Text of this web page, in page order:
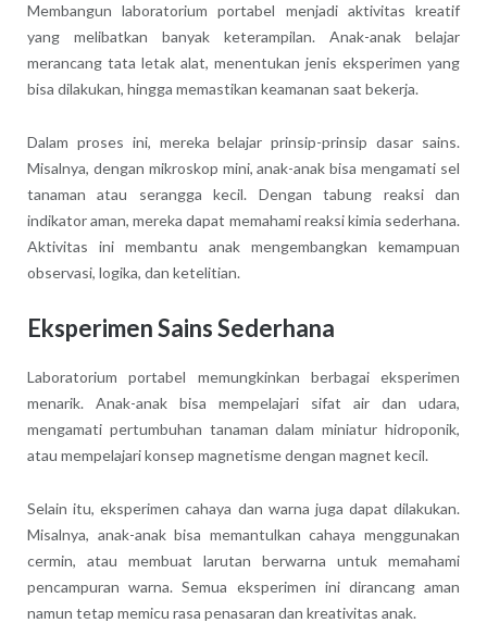
Membangun laboratorium portabel menjadi aktivitas kreatif
yang melibatkan banyak keterampilan. Anak-anak belajar
merancang tata letak alat, menentukan jenis eksperimen yang
bisa dilakukan, hingga memastikan keamanan saat bekerja.
Dalam proses ini, mereka belajar prinsip-prinsip dasar sains.
Misalnya, dengan mikroskop mini, anak-anak bisa mengamati sel
tanaman atau serangga kecil. Dengan tabung reaksi dan
indikator aman, mereka dapat memahami reaksi kimia sederhana.
Aktivitas ini membantu anak mengembangkan kemampuan
observasi, logika, dan ketelitian.
Eksperimen Sains Sederhana
Laboratorium portabel memungkinkan berbagai eksperimen
menarik. Anak-anak bisa mempelajari sifat air dan udara,
mengamati pertumbuhan tanaman dalam miniatur hidroponik,
atau mempelajari konsep magnetisme dengan magnet kecil.
Selain itu, eksperimen cahaya dan warna juga dapat dilakukan.
Misalnya, anak-anak bisa memantulkan cahaya menggunakan
cermin, atau membuat larutan berwarna untuk memahami
pencampuran warna. Semua eksperimen ini dirancang aman
namun tetap memicu rasa penasaran dan kreativitas anak.